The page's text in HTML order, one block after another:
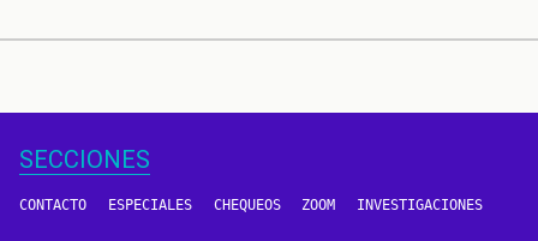
SECCIONES
CONTACTO ESPECIALES CHEQUEOS ZOOM INVESTIGACIONES